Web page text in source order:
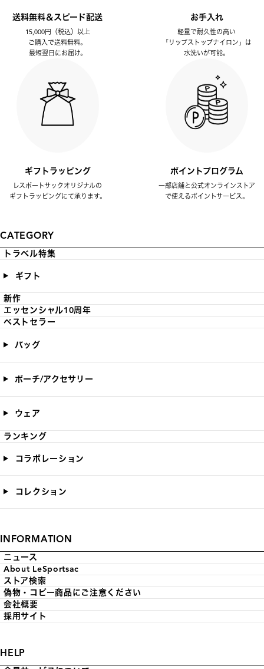
送料無料＆スピード配送
15,000円（税込）以上
ご購入で送料無料。
最短翌日にお届け。
お手入れ
軽量で耐久性の高い
「リップストップナイロン」は
水洗いが可能。
ギフトラッピング
レスポートサックオリジナルの
ギフトラッピングにて承ります。
ポイントプログラム
一部店舗と公式オンラインストア
で使えるポイントサービス。
CATEGORY
トラベル特集
ギフト
新作
エッセンシャル10周年
ベストセラー
バッグ
ポーチ/アクセサリー
ウェア
ランキング
コラボレーション
コレクション
INFORMATION
ニュース
About LeSportsac
ストア検索
偽物・コピー商品にご注意ください
会社概要
採用サイト
HELP